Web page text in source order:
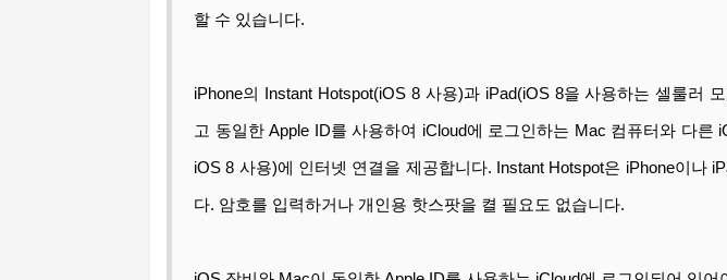
할 수 있습니다.
iPhone의 Instant Hotspot(iOS 8 사용)과 iPad(iOS 8을 사용하는 셀룰러
고 동일한 Apple ID를 사용하여 iCloud에 로그인하는 Mac 컴퓨터와 다른
iOS 8 사용)에 인터넷 연결을 제공합니다. Instant Hotspot은 iPhone이나
다. 암호를 입력하거나 개인용 핫스팟을 켤 필요도 없습니다.